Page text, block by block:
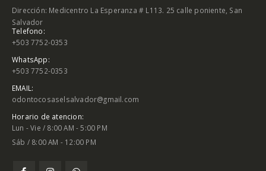
Dirección: Medicentro La Esperanza # L113. 25 calle poniente, San
Salvador
Telefono:
+503 7752-0353
WhatsApp:
+503 7752-0353
EMAIL:
odontocosaselsalvador@gmail.com
Horario de atencion:
Lun - Vie / 8:00 AM - 5:00 PM
Sáb / 8:00 AM - 12:00 PM